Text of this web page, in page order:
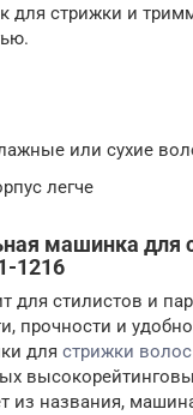
для стрижки и
или сухие
легче
машинка для
1216
для стилистов и
прочности и
для стрижки волос
из названия,